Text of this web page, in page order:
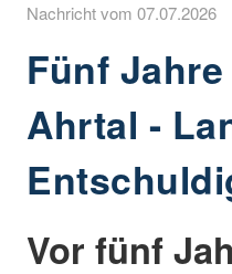
Nachricht vom
Fünf
Ahrtal -
Vor fünf